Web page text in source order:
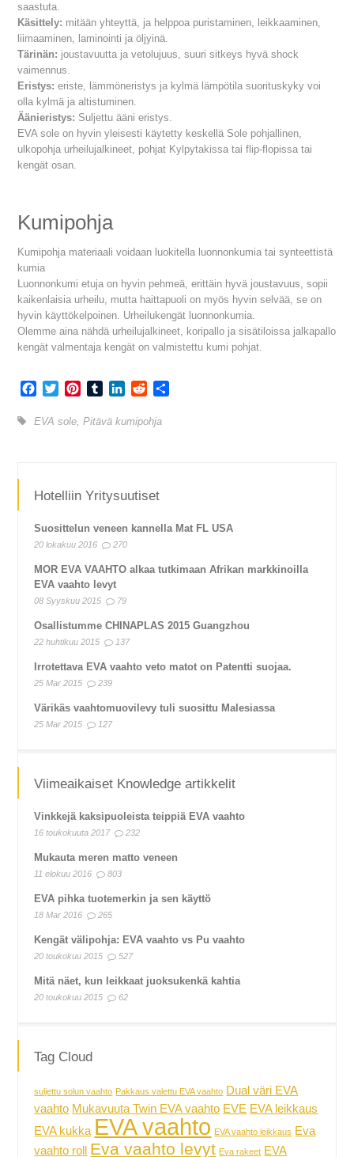
saastuta.
Käsittely: mitään yhteyttä, ja helppoa puristaminen, leikkaaminen,
liimaaminen, laminointi ja öljyinä.
Tärinän: joustavuutta ja vetolujuus, suuri sitkeys hyvä shock
vaimennus.
Eristys: eriste, lämmöneristys ja kylmä lämpötila suorituskyky voi
olla kylmä ja altistuminen.
Äänieristys: Suljettu ääni eristys.
EVA sole on hyvin yleisesti käytetty keskellä Sole pohjallinen,
ulkopohja urheilujalkineet, pohjat Kylpytakissa tai flip-flopissa tai
kengät osan.
Kumipohja
Kumipohja materiaali voidaan luokitella luonnonkumia tai synteettistä
kumia
Luonnonkumi etuja on hyvin pehmeä, erittäin hyvä joustavuus, sopii
kaikenlaisia urheilu, mutta haittapuoli on myös hyvin selvää, se on
hyvin käyttökelpoinen. Urheilukengät luonnonkumia.
Olemme aina nähdä urheilujalkineet, koripallo ja sisätiloissa jalkapallo
kengät valmentaja kengät on valmistettu kumi pohjat.
Facebook
TwitterPinterestTumblrLinkedInReddit
EVA sole,Pitävä kumipohja
Hotelliin Yritysuutiset
Suosittelun veneen kannella Mat FL USA
20 lokakuu 2016 270
MOR EVA VAAHTO alkaa tutkimaan Afrikan markkinoilla
EVA vaahto levyt
08 Syyskuu 2015 79
Osallistumme CHINAPLAS 2015 Guangzhou
22 huhtikuu 2015 137
Irrotettava EVA vaahto veto matot on Patentti suojaa.
25 Mar 2015 239
Värikäs vaahtomuovilevy tuli suosittu Malesiassa
25 Mar 2015 127
Viimeaikaiset Knowledge artikkelit
Vinkkejä kaksipuoleista teippiä EVA vaahto
16 toukokuuta 2017 232
Mukauta meren matto veneen
11 elokuu 2016 803
EVA pihka tuotemerkin ja sen käyttö
18 Mar 2016 265
Kengät välipohja: EVA vaahto vs Pu vaahto
20 toukokuu 2015 527
Mitä näet, kun leikkaat juoksukenkä kahtia
20 toukokuu 2015 62
Tag Cloud
suljettu solun vaahto Pakkaus valettu EVA vaahto Dual väri EVA
vaahto Mukavuuta Twin EVA vaahto EVE EVA leikkaus
EVA kukka EVA vaahto EVA vaahto leikkaus Eva
vaahto roll
Eva vaahto levyt Eva rakeet EVA